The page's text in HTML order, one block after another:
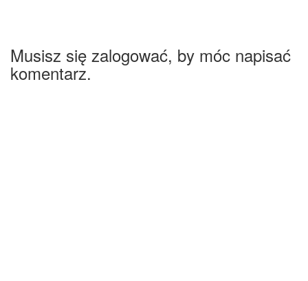
Musisz się zalogować, by móc napisać
komentarz.